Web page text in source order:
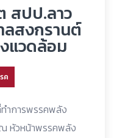
สปป.ลาว
ลสงกรานต์
แวดล้อม
ค
ทำการพรรคพลัง
หัวหน้าพรรคพลัง